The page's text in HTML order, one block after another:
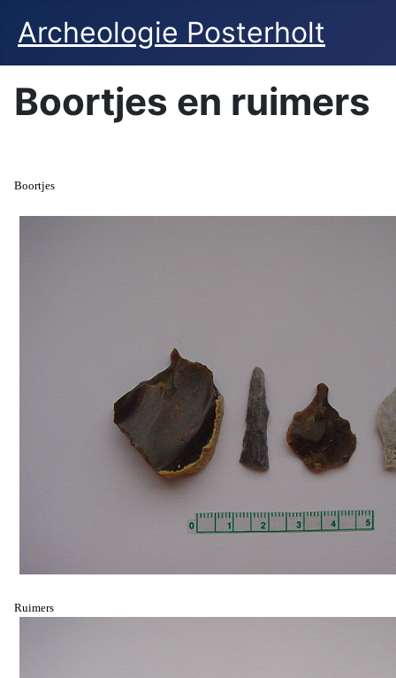
Archeologie Posterholt
Boortjes en ruimers
Boortjes
Ruimers